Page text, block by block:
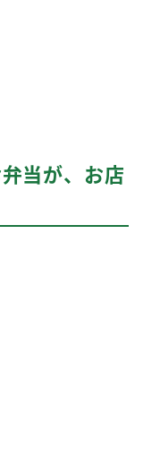
当が、お店